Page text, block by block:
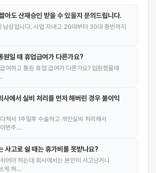
아도 산재승인 받을 수 있을지 문의드립니다.
성입니다. 사업 자내고 20대부터 30대 중반까지
원일 때 휴업급여가 다른가요?
여하고 통원 휴업 급여가 다른가요? 입원했을때
사에서 실비 처리를 먼저 해버린 경우 불이익
쳐서 1주일후 수술하고 개인실비 처리해서
번주…
사고로 쉴 때는 휴가비를 못받나요?
어야 하는데 회사에서는 본인이 사고난거니
게 하…